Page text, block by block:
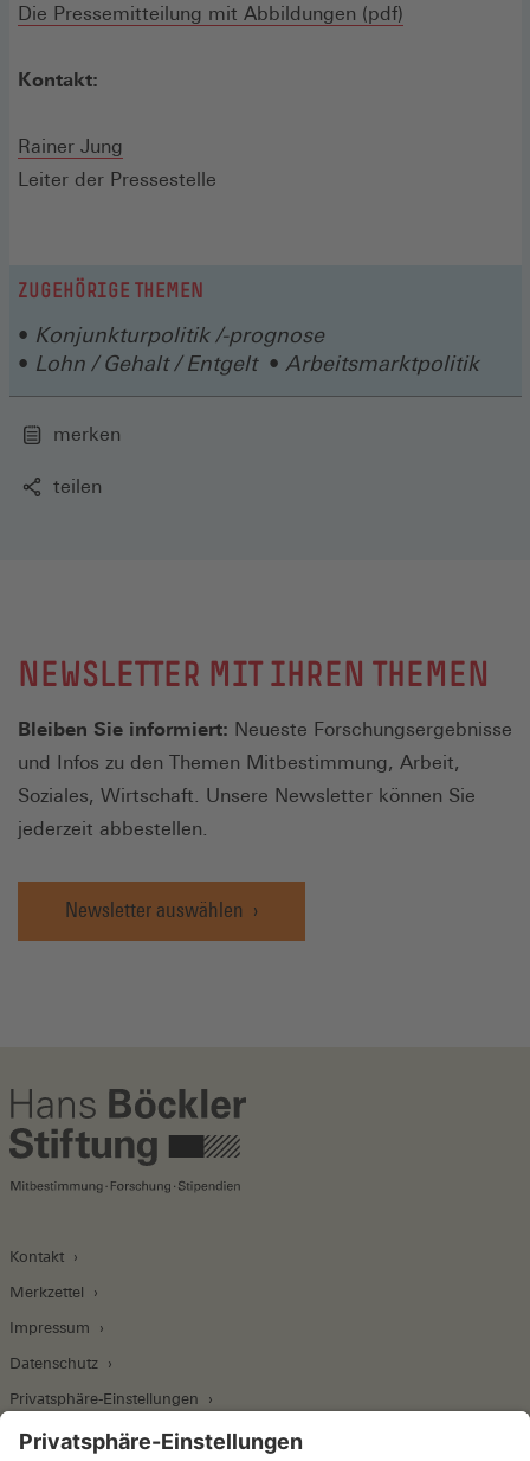
Die Pressemitteilung mit Abbildungen (pdf)
Kontakt:
Rainer Jung
Leiter der Pressestelle
ZUGEHÖRIGE THEMEN
Konjunkturpolitik /-prognose
Lohn / Gehalt / Entgelt
Arbeitsmarktpolitik
merken
teilen
NEWSLETTER MIT IHREN THEMEN
Bleiben Sie informiert: Neueste Forschungsergebnisse
und Infos zu den Themen Mitbestimmung, Arbeit,
Soziales, Wirtschaft. Unsere Newsletter können Sie
jederzeit abbestellen.
Newsletter auswählen
Kontakt
Merkzettel
Impressum
Datenschutz
Privatsphäre-Einstellungen